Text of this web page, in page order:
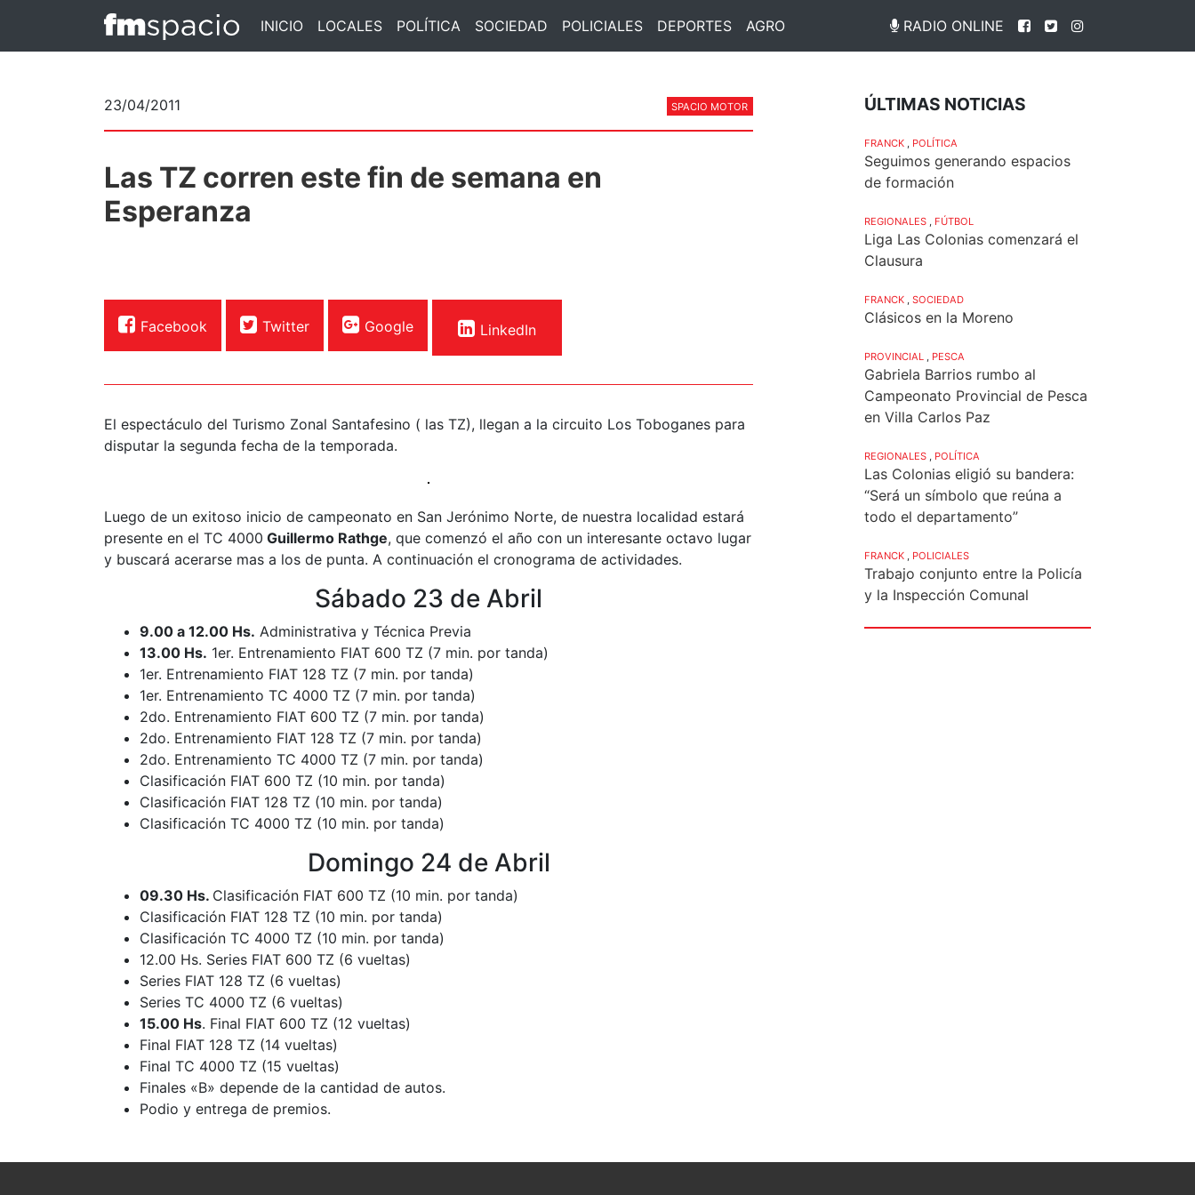
INICIO LOCALES POLÍTICA SOCIEDAD POLICIALES DEPORTES AGRO RADIO ONLINE
23/04/2011 SPACIO MOTOR
Las TZ corren este fin de semana en
Esperanza
Facebook Twitter Google LinkedIn
El espectáculo del Turismo Zonal Santafesino ( las TZ), llegan a la circuito Los Toboganes para
disputar la segunda fecha de la temporada.
Luego de un exitoso inicio de campeonato en San Jerónimo Norte, de nuestra localidad estará
presente en el TC 4000 Guillermo Rathge, que comenzó el año con un interesante octavo lugar
y buscará acerarse mas a los de punta. A continuación el cronograma de actividades.
Sábado 23 de Abril
9.00 a 12.00 Hs. Administrativa y Técnica Previa
13.00 Hs. 1er. Entrenamiento FIAT 600 TZ (7 min. por tanda)
1er. Entrenamiento FIAT 128 TZ (7 min. por tanda)
1er. Entrenamiento TC 4000 TZ (7 min. por tanda)
2do. Entrenamiento FIAT 600 TZ (7 min. por tanda)
2do. Entrenamiento FIAT 128 TZ (7 min. por tanda)
2do. Entrenamiento TC 4000 TZ (7 min. por tanda)
Clasificación FIAT 600 TZ (10 min. por tanda)
Clasificación FIAT 128 TZ (10 min. por tanda)
Clasificación TC 4000 TZ (10 min. por tanda)
Domingo 24 de Abril
09.30 Hs. Clasificación FIAT 600 TZ (10 min. por tanda)
Clasificación FIAT 128 TZ (10 min. por tanda)
Clasificación TC 4000 TZ (10 min. por tanda)
12.00 Hs. Series FIAT 600 TZ (6 vueltas)
Series FIAT 128 TZ (6 vueltas)
Series TC 4000 TZ (6 vueltas)
15.00 Hs. Final FIAT 600 TZ (12 vueltas)
Final FIAT 128 TZ (14 vueltas)
Final TC 4000 TZ (15 vueltas)
Finales «B» depende de la cantidad de autos.
Podio y entrega de premios.
ÚLTIMAS NOTICIAS
FRANCK POLÍTICA
Seguimos generando espacios
de formación
REGIONALES FÚTBOL
Liga Las Colonias comenzará el
Clausura
FRANCK SOCIEDAD
Clásicos en la Moreno
PROVINCIAL PESCA
Gabriela Barrios rumbo al
Campeonato Provincial de Pesca
en Villa Carlos Paz
REGIONALES POLÍTICA
Las Colonias eligió su bandera:
“Será un símbolo que reúna a
todo el departamento”
FRANCK POLICIALES
Trabajo conjunto entre la Policía
y la Inspección Comunal